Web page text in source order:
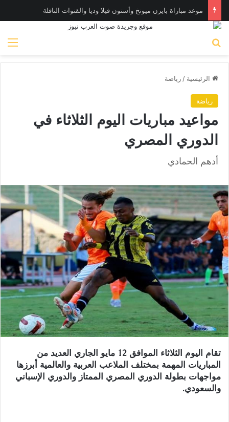
موعد مباراة بايرن ميونخ وأستون فيلا وديا والقنوات الناقلة
الرئيسية / رياضة
رياضة
مواعيد مباريات اليوم الثلاثاء في
الدوري المصري
أدهم الحمادي
تقام اليوم الثلاثاء الموافق 12 مايو الجاري العديد من
المباريات المهمة بمختلف الملاعب العربية والعالمية أبرزها
مواجهات بطولة الدوري المصري الممتاز والدوري الإسباني
والسعودي.